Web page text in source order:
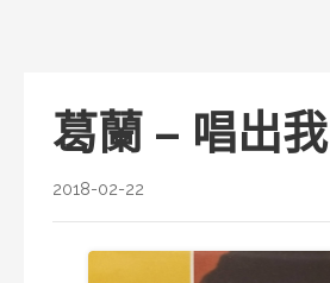
葛蘭 – 唱出
2018-02-22